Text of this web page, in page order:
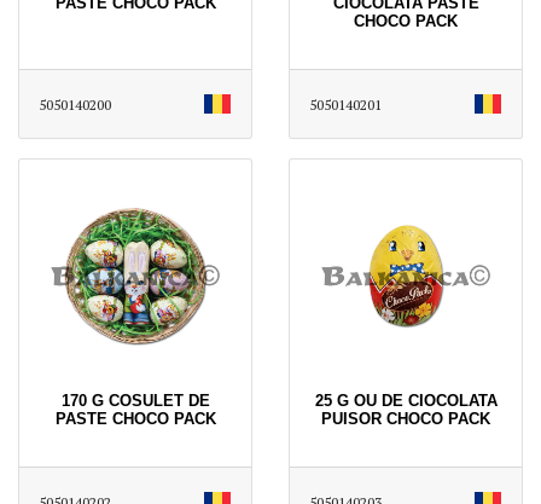
5050140200
CHOCO PACK
5050140201
170 G COSULET DE
PASTE CHOCO PACK
25 G OU DE CIOCOLATA
PUISOR CHOCO PACK